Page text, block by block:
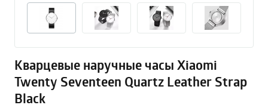
Кварцевые наручные часы Xiaomi
Twenty Seventeen Quartz Leather Strap
Black